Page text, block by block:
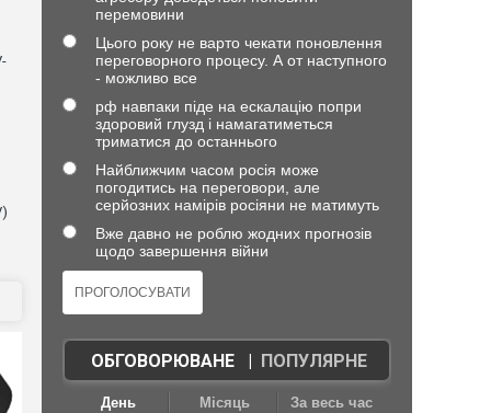
перемовини
Цього року не варто чекати поновлення
переговорного процесу. А от наступного
- можливо все
рф навпаки піде на ескалацію попри
здоровий глузд і намагатиметься
триматися до останнього
Найближчим часом росія може
погодитись на переговори, але
серйозних намірів росіяни не матимуть
Вже давно не роблю жодних прогнозів
щодо завершення війни
ОБГОВОРЮВАНЕ| ПОПУЛЯРНЕ
День Місяць За весь час